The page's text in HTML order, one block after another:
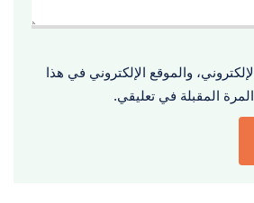
والموقع الإلكتروني في هذا
المقبلة في تعليقي.